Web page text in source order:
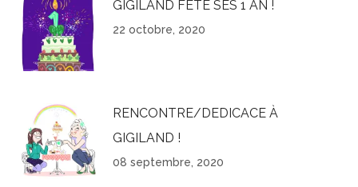
GIGILAND FÊTE SES 1 AN !
22 octobre, 2020
RENCONTRE/DEDICACE À
GIGILAND !
08 septembre, 2020